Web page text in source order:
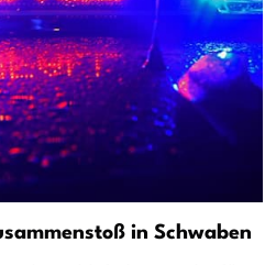
in Schwaben